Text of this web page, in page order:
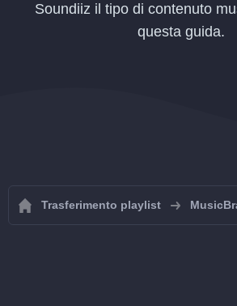
Soundiiz il tipo di contenuto
questa guida.
Trasferimento playlist